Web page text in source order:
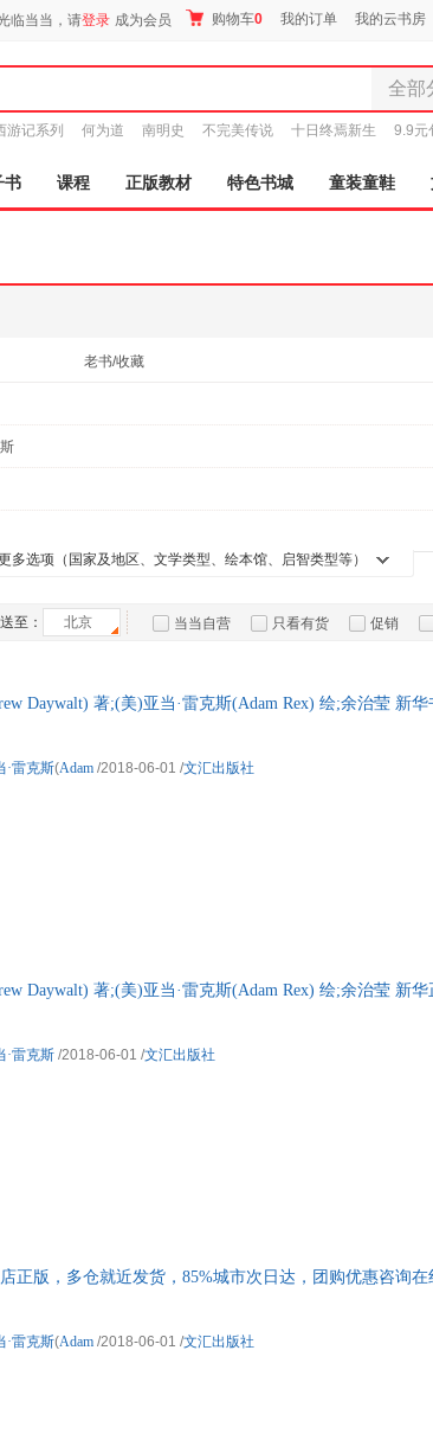
临当当，请登录 成为会员 购物车0 我的订单 我的云书房
全部
全部
图书
电子书
箱包
汽车
手机
游记系列 何为道 南明史 不完美传说 十日终焉新生 9.9元
书 课程 正版教材 特色书城 童装童鞋
老书/收藏
多选项（国家及地区、文学类型、绘本馆、启智类型等）
至： 北京 当当自营 只看有货 促销
Daywalt) 著;(美)亚当·雷克斯(Adam Rex) 绘;余治莹 新
·雷克斯(Adam /2018-06-01 /文汇出版社
Daywalt) 著;(美)亚当·雷克斯(Adam Rex) 绘;余治莹 新
·雷克斯 /2018-06-01 /文汇出版社
正版，多仓就近发货，85%城市次日达，团购优惠咨询在
·雷克斯(Adam /2018-06-01 /文汇出版社